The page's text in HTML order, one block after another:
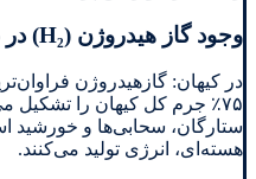
وجود گاز هیدروژن (H₂) در طبیعت و صنعت
در کیهان: گازهیدروژن
۷۵٪ جرم کل کیهان را تشکیل
ستارگان، سحابی‌ها و
هسته‌ای، انرژی تولید می‌کنند.